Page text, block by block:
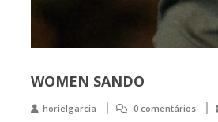
WOMEN SANDO
horielgarcia 0 comentários